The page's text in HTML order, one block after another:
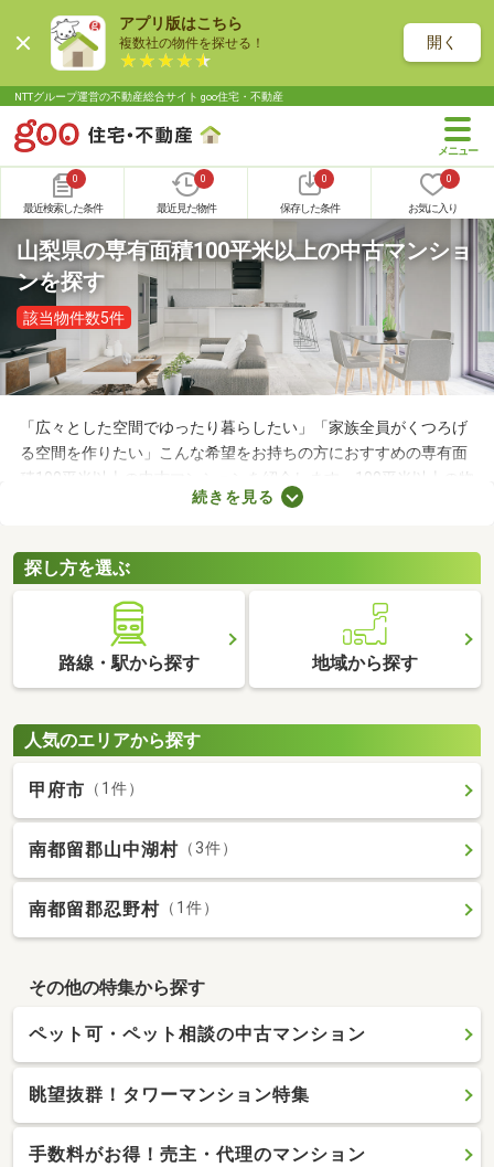
アプリ版はこちら
複数社の物件を探せる！ 開く
NTTグループ運営の不動産総合サイト goo住宅・不動産
0
最近検索した条件
0
最近見た物件
0
保存した条件
0
お気に入り
山梨県の専有面積100平米以上の中古マンショ
ンを探す
該当物件数5件
「広々とした空間でゆったり暮らしたい」「家族全員がくつろげ
る空間を作りたい」こんな希望をお持ちの方におすすめの専有面
積100平米以上の中古マンションを紹介します。100平米以上の物
件は、4人家族がゆったり暮らす広さとして最適。立地や物件設
てくださいね。
続きを見る
探し方を選ぶ
路線・駅から探す 地域から探す
人気のエリアから探す
甲府市 （1件）
南都留郡山中湖村 （3件）
南都留郡忍野村 （1件）
その他の特集から探す
ペット可・ペット相談の中古マンション
眺望抜群！タワーマンション特集
手数料がお得！売主・代理のマンション